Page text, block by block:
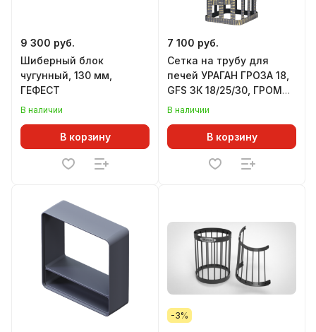
9 300 руб.
Шиберный блок
чугунный, 130 мм,
ГЕФЕСТ
В наличии
В корзину
7 100 руб.
Сетка на трубу для
печей УРАГАН ГРОЗА 18,
GFS ЗК 18/25/30, ГРОМ
30, 250х250х750 мм, под
В наличии
В корзину
-3%